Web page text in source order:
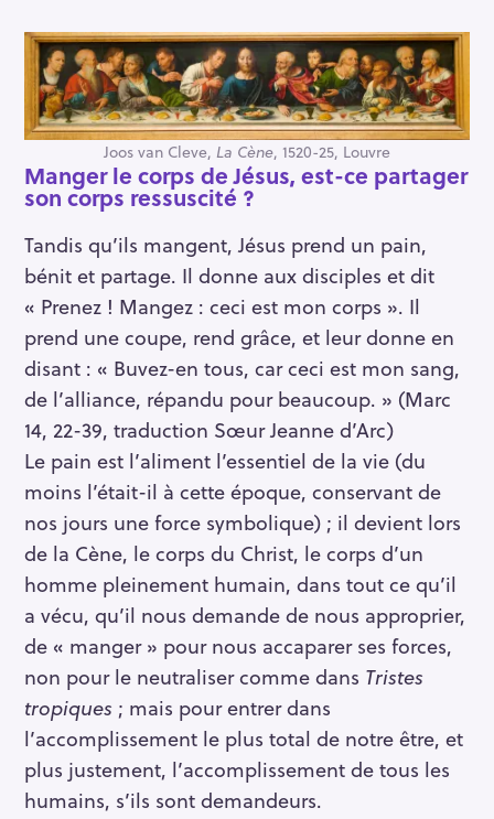
Joos van Cleve, La Cène, 1520-25, Louvre
Manger le corps de Jésus, est-ce partager
son corps ressuscité ?
Tandis qu’ils mangent, Jésus prend un pain,
bénit et partage. Il donne aux disciples et dit
« Prenez ! Mangez : ceci est mon corps ». Il
prend une coupe, rend grâce, et leur donne en
disant : « Buvez-en tous, car ceci est mon sang,
de l’alliance, répandu pour beaucoup. » (Marc
14, 22-39, traduction Sœur Jeanne d’Arc)
Le pain est l’aliment l’essentiel de la vie (du
moins l’était-il à cette époque, conservant de
nos jours une force symbolique) ; il devient lors
de la Cène, le corps du Christ, le corps d’un
homme pleinement humain, dans tout ce qu’il
a vécu, qu’il nous demande de nous approprier,
de « manger » pour nous accaparer ses forces,
non pour le neutraliser comme dans Tristes
tropiques ; mais pour entrer dans
l’accomplissement le plus total de notre être, et
plus justement, l’accomplissement de tous les
humains, s’ils sont demandeurs.